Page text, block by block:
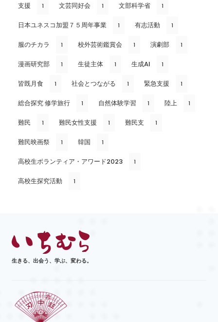
支援 1 文芸同好会 1 文部科学省 1
日本ユネスコ加盟７５周年事業 1 有志活動 1
服のチカラ 1 校外芸術鑑賞会 1 演劇部 1
漫画研究部 1 生徒主体 1 生成AI 1
皆既月食 1 社会とつながる 1 緊急支援 1
総合探究 修学旅行 1 自然体験学習 1 陸上 1
難民 1 難民女性支援 1 難民支 1
難民映画祭 1 韓国 1
高校生ボランティア・アワード2023 1
高校生探究活動 1
生きる、出会う、学ぶ、変わる。